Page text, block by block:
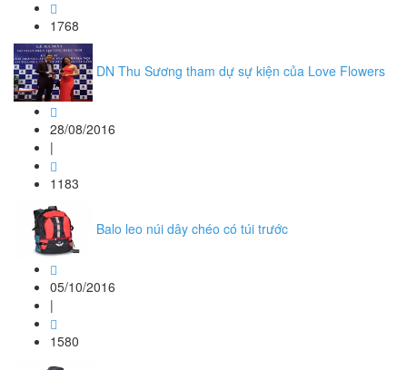
1768
DN Thu Sương tham dự sự kiện của Love Flowers
28/08/2016
|
1183
Balo leo núi dây chéo có túi trước
05/10/2016
|
1580